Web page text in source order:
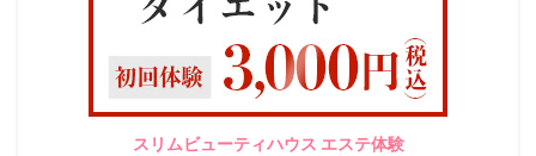
スリムビューティハウス エステ体験